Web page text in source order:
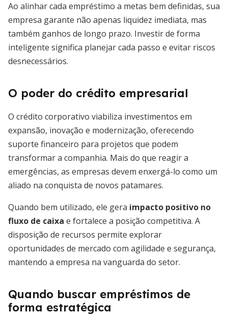
Ao alinhar cada empréstimo a metas bem definidas, sua
empresa garante não apenas liquidez imediata, mas
também ganhos de longo prazo. Investir de forma
inteligente significa planejar cada passo e evitar riscos
desnecessários.
O poder do crédito empresarial
O crédito corporativo viabiliza investimentos em
expansão, inovação e modernização, oferecendo
suporte financeiro para projetos que podem
transformar a companhia. Mais do que reagir a
emergências, as empresas devem enxergá-lo como um
aliado na conquista de novos patamares.
Quando bem utilizado, ele gera impacto positivo no
fluxo de caixa e fortalece a posição competitiva. A
disposição de recursos permite explorar
oportunidades de mercado com agilidade e segurança,
mantendo a empresa na vanguarda do setor.
Quando buscar empréstimos de
forma estratégica